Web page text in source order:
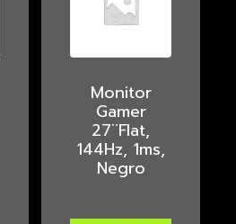
Monitor
Gamer
27¨Flat,
144Hz, 1ms,
Negro